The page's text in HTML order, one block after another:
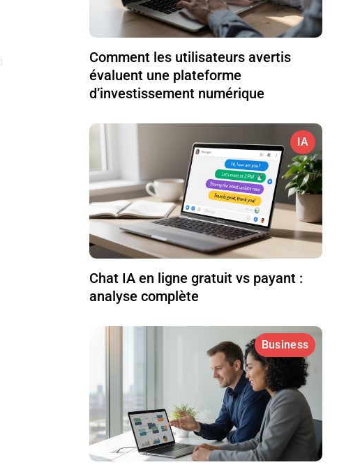
Comment les utilisateurs avertis
évaluent une plateforme
d’investissement numérique
IA
Chat IA en ligne gratuit vs payant :
analyse complète
Business